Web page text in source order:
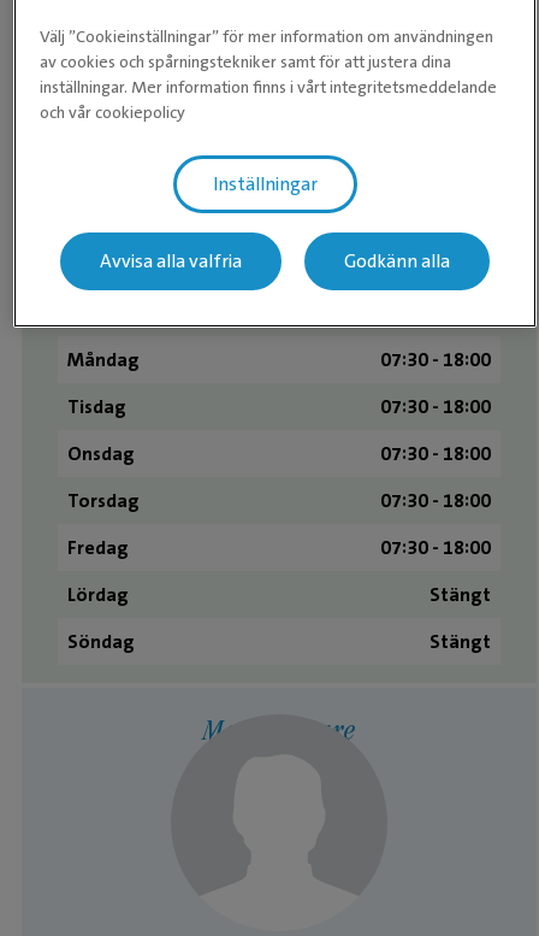
Onsdag
08:00-20:00
Torsdag
08:00-20:00
Fredag
Butiken
Måndag
07:30 - 18:00
Tisdag
07:30 - 18:00
Onsdag
07:30 - 18:00
Torsdag
07:30 - 18:00
Fredag
07:30 - 18:00
Lördag
Stängt
Söndag
Stängt
Medarbetare
Välj ”Cookieinställningar” för mer information om användningen
av cookies och spårningstekniker samt för att justera dina
inställningar. Mer information finns i vårt integritetsmeddelande
och vår cookiepolicy
Inställningar
Avvisa alla valfria Godkänn alla